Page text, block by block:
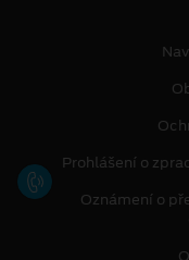
Prohlášení o
Oznámení o